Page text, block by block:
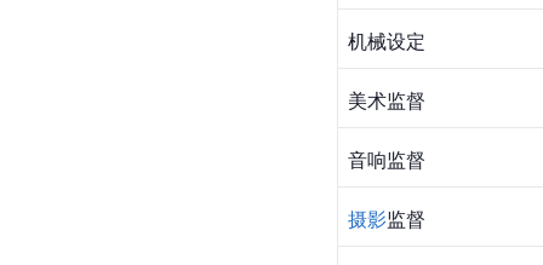
机械设定
美术监督
音响监督
摄影监督